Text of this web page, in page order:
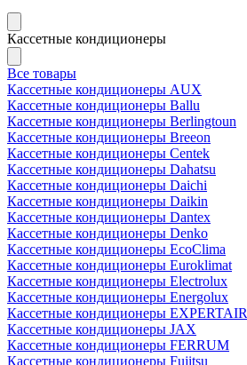
Кассетные кондиционеры
Все товары
Кассетные кондиционеры AUX
Кассетные кондиционеры Ballu
Кассетные кондиционеры Berlingtoun
Кассетные кондиционеры Breeon
Кассетные кондиционеры Centek
Кассетные кондиционеры Dahatsu
Кассетные кондиционеры Daichi
Кассетные кондиционеры Daikin
Кассетные кондиционеры Dantex
Кассетные кондиционеры Denko
Кассетные кондиционеры EcoClima
Кассетные кондиционеры Euroklimat
Кассетные кондиционеры Electrolux
Кассетные кондиционеры Energolux
Кассетные кондиционеры EXPERTAIR
Кассетные кондиционеры JAX
Кассетные кондиционеры FERRUM
Кассетные кондиционеры Fujitsu